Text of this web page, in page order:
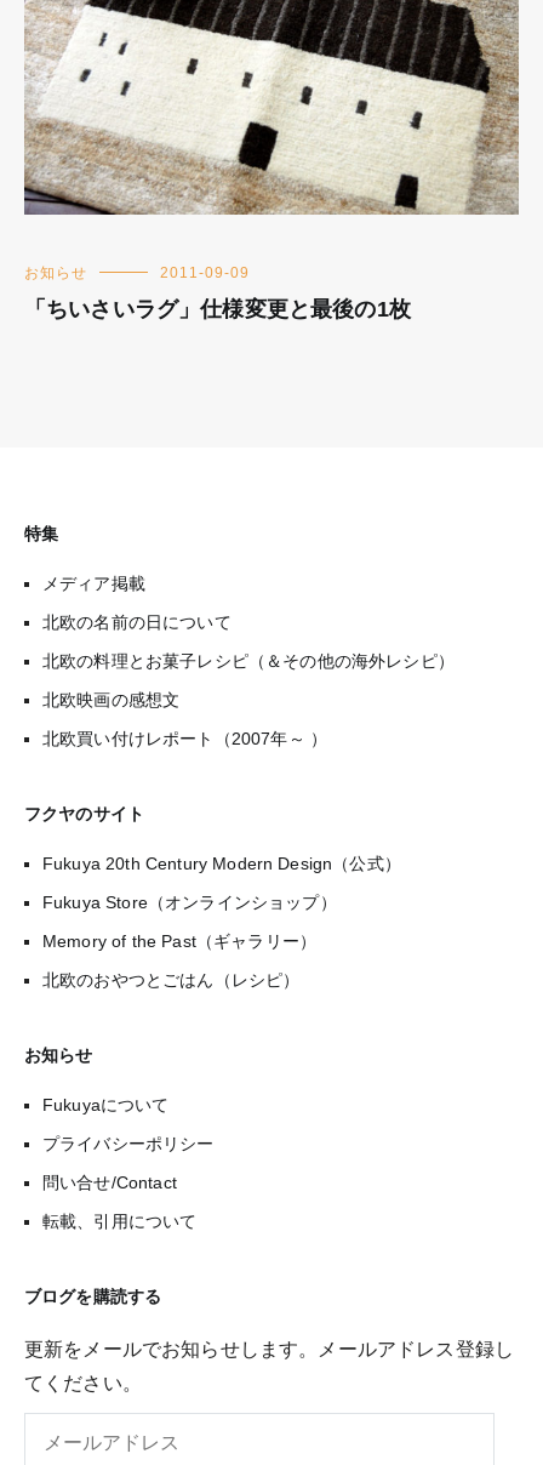
お知らせ 2011-09-09
「ちいさいラグ」仕様変更と最後の1枚
特集
メディア掲載
北欧の名前の日について
北欧の料理とお菓子レシピ（＆その他の海外レシピ）
北欧映画の感想文
北欧買い付けレポート（2007年～ ）
フクヤのサイト
Fukuya 20th Century Modern Design（公式）
Fukuya Store（オンラインショップ）
Memory of the Past（ギャラリー）
北欧のおやつとごはん（レシピ）
お知らせ
Fukuyaについて
プライバシーポリシー
問い合せ/Contact
転載、引用について
ブログを購読する
更新をメールでお知らせします。メールアドレス登録し
てください。